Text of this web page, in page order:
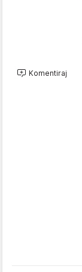
Komentiraj